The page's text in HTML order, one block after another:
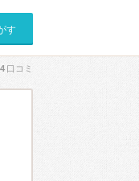
す
口コミ